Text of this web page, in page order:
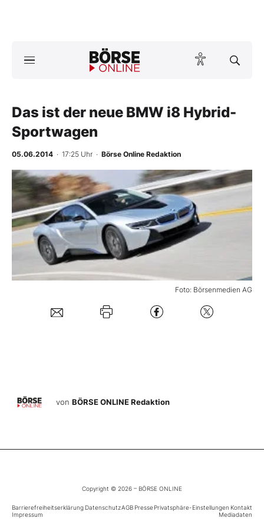
Anlageprodukte
Finanz-Check
Abo & Shop
BO-Musterdepots
Experten
Mein B:O
Das ist der neue BMW i8 Hybrid-
Sportwagen
05.06.2014 · 17:25 Uhr · Börse Online Redaktion
Foto: Börsenmedien AG
von BÖRSE ONLINE Redaktion
Copyright © 2026 – BÖRSE ONLINE
Barrierefreiheitserklärung DatenschutzAGB PressePrivatsphäre-Einstellungen Kontakt
Impressum
Mediadaten